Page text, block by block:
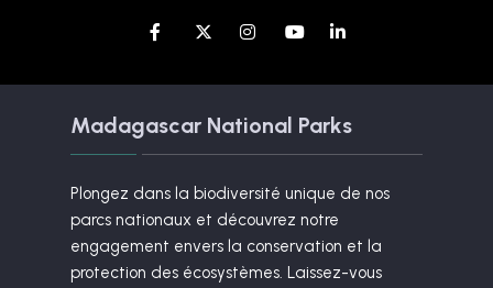
Madagascar National Parks
Plongez dans la biodiversité unique de nos
parcs nationaux et découvrez notre
engagement envers la conservation et la
protection des écosystèmes. Laissez-vous